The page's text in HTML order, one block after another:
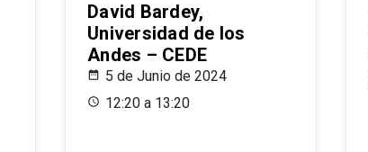
David Bardey,
Universidad de los
Andes – CEDE
5 de Junio de 2024
12:20 a 13:20